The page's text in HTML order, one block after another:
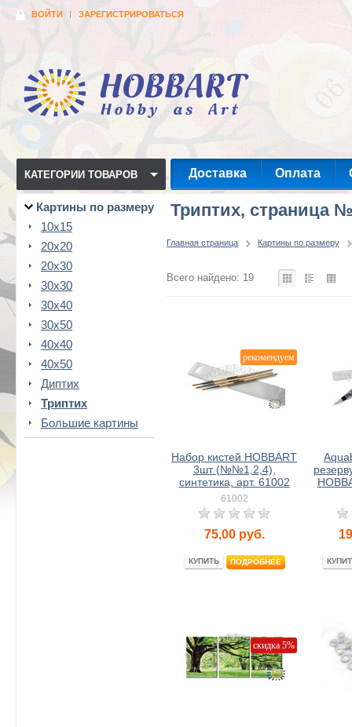
ВОЙТИ ЗАРЕГИСТРИРОВАТЬСЯ
КАТЕГОРИИ ТОВАРОВ Доставка Оплата
Картины по размеру
10x15
20x20
20x30
30x30
30x40
30x50
40x40
40x50
Диптих
Триптих
Большие картины
Триптих, страница
Главная страница Картины по размеру
Всего найдено: 19
рекомендуем
Набор кистей HOBBART
3шт (№№1,2,4),
синтетика, арт. 61002
61002
75,00 руб.
КУПИТЬ ПОДРОБНЕЕ
скидка 5%